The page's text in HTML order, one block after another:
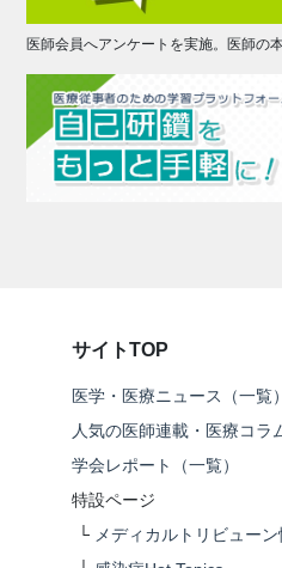
医師会員へアンケートを実施。医師の
サイトTOP
医学・医療ニュース（一覧）
人気の医師連載・医療コラ
学会レポート（一覧）
特設ページ
└ メディカルトリビュー